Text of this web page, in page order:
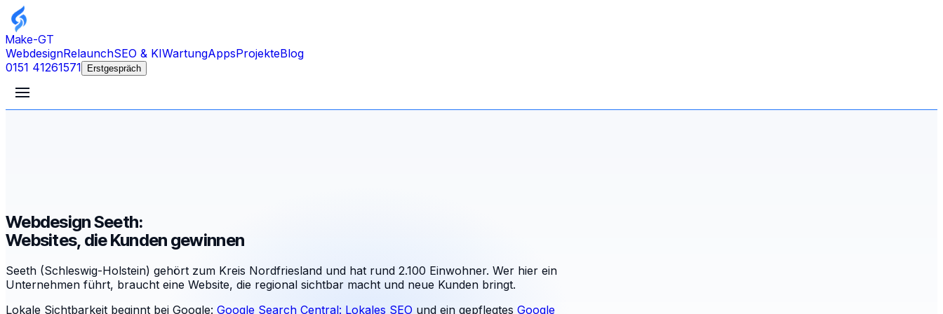
Make-GT
WebdesignRelaunchSEO & KIWartungAppsProjekteBlog
0151 41261571
Erstgespräch
Webdesign Seeth:
Websites, die Kunden gewinnen
Seeth (Schleswig-Holstein) gehört zum Kreis Nordfriesland und hat rund 2.100 Einwohner. Wer hier ein
Unternehmen führt, braucht eine Website, die regional sichtbar macht und neue Kunden bringt.
Lokale Sichtbarkeit beginnt bei Google: Google Search Central: Lokales SEO und ein gepflegtes Google